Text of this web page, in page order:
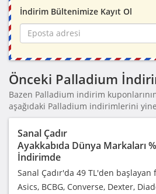
İndirim Bültenimize Kayıt Ol
Önceki Palladium
Bazen Palladium indirim
aşağıdaki Palladium indirimlerini
Sanal Çadır
Ayakkabıda Dünya Markaları
İndirimde
Sanal Çadır'da 49 TL'den
Asics, BCBG, Converse, Dexter,